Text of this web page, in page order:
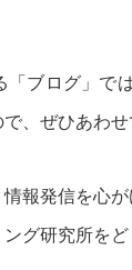
「ブログ」で
、ぜひあわせ
報発信を心が
グ研究所を